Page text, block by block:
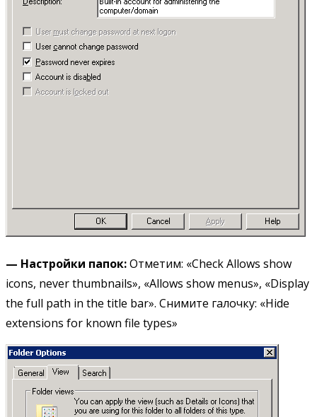
— Настройки папок:Отметим: «Check Allows show
icons, never thumbnails», «Allows show menus», «Display
the full path in the title bar». Снимите галочку: «Hide
extensions for known file types»